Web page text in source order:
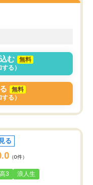
む
無料
る）
無料
る）
る
（0件）
3 浪人生